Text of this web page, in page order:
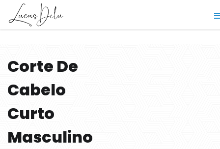
Corte De
Cabelo
Curto
Masculino